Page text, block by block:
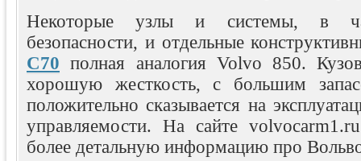
Некоторые узлы и системы, в
безопасности, и отдельные
C70 полная аналогия Volvo 850.
хорошую жесткость, с большим
положительно сказывается на
управляемости. На сайте
более детальную информацию про